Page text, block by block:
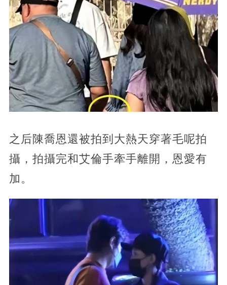
之后陳喬恩還被拍到大熱天穿著毛呢拍
攝，拍攝完和艾倫手牽手離開，恩愛有
加。